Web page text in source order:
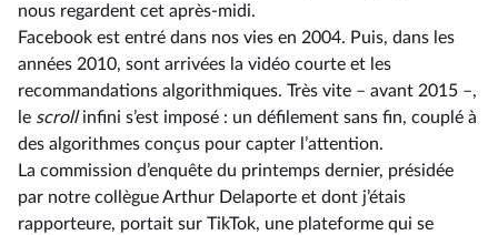
nous regardent cet après-midi.
Facebook est entré dans nos vies en 2004. Puis, dans les
années 2010, sont arrivées la vidéo courte et les
recommandations algorithmiques. Très vite –⁠ avant 2015 –,
le scrollinfini s’est imposé : un défilement sans fin, couplé à
des algorithmes conçus pour capter l’attention.
La commission d’enquête du printemps dernier, présidée
par notre collègue Arthur Delaporte et dont j’étais
rapporteure, portait sur TikTok, une plateforme qui se